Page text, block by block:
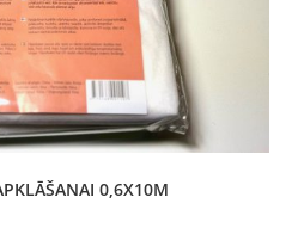
0,6X10M